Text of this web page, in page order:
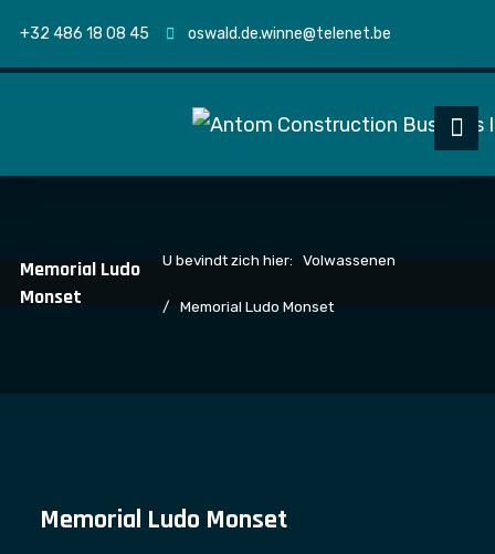
+32 486 18 08 45 oswald.de.winne@telenet.be
Memorial Ludo
Monset
U bevindt zich hier: Volwassenen
Memorial Ludo Monset
Memorial Ludo Monset